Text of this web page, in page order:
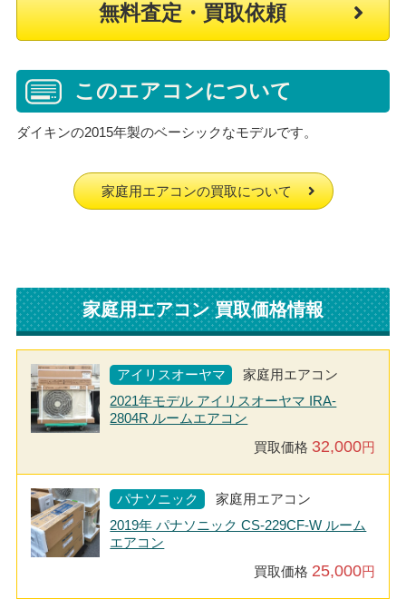
無料査定・買取依頼
このエアコンについて
ダイキンの2015年製のベーシックなモデルです。
家庭用エアコンの買取について
家庭用エアコン 買取価格情報
アイリスオーヤマ
家庭用エアコン
2021年モデル アイリスオーヤマ IRA-
2804R ルームエアコン
買取価格 32,000円
パナソニック
家庭用エアコン
2019年 パナソニック CS-229CF-W ルーム
エアコン
買取価格 25,000円